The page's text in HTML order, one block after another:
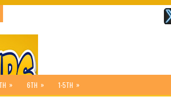
» 6TH » 1-5TH »